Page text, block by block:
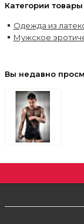
Категории товары
Одежда из
Мужское
Вы недавно